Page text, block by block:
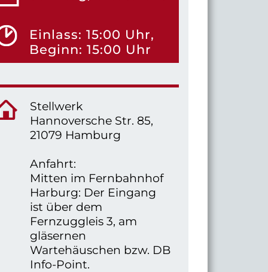
Einlass: 15:00 Uhr,
Beginn: 15:00 Uhr
Stellwerk
Hannoversche Str. 85,
21079 Hamburg
Anfahrt:
Mitten im Fernbahnhof
Harburg: Der Eingang
ist über dem
Fernzuggleis 3, am
gläsernen
Wartehäuschen bzw. DB
Info-Point.